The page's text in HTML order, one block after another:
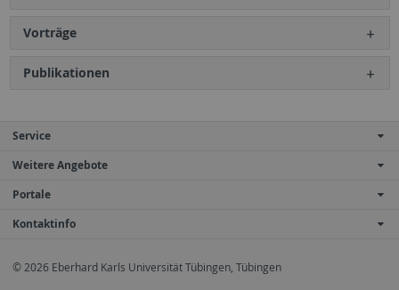
Vorträge
Publikationen
Service
Weitere Angebote
Portale
Kontaktinfo
© 2026 Eberhard Karls Universität Tübingen, Tübingen